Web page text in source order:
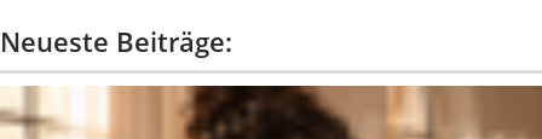
Neueste Beiträge: